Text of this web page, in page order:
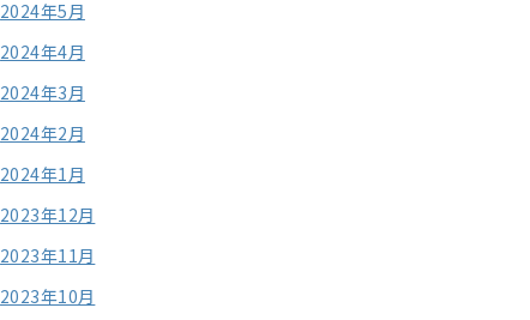
2024年5月
2024年4月
2024年3月
2024年2月
2024年1月
2023年12月
2023年11月
2023年10月